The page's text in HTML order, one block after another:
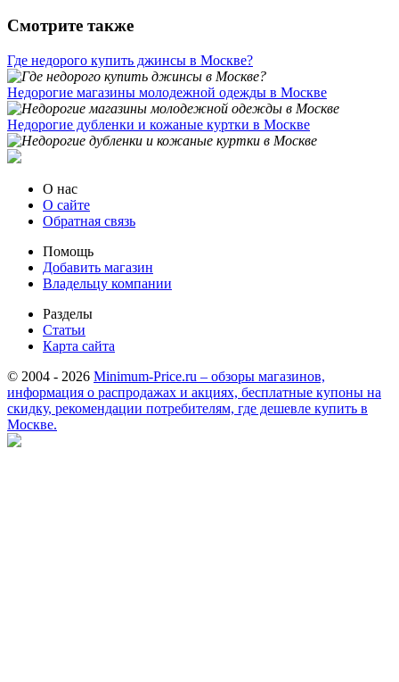
Смотрите также
Где недорого купить джинсы в Москве?
Недорогие магазины молодежной одежды в Москве
Недорогие дубленки и кожаные куртки в Москве
О нас
О сайте
Обратная связь
Помощь
Добавить магазин
Владельцу компании
Разделы
Статьи
Карта сайта
© 2004 - 2026 Minimum-Price.ru – обзоры магазинов,
информация о распродажах и акциях, бесплатные купоны на
скидку, рекомендации потребителям, где дешевле купить в
Москве.